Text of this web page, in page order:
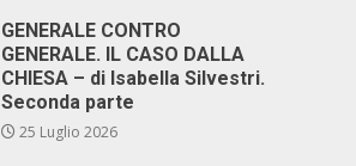
GENERALE CONTRO
GENERALE. IL CASO DALLA
CHIESA – di Isabella Silvestri.
Seconda parte
25 Luglio 2026